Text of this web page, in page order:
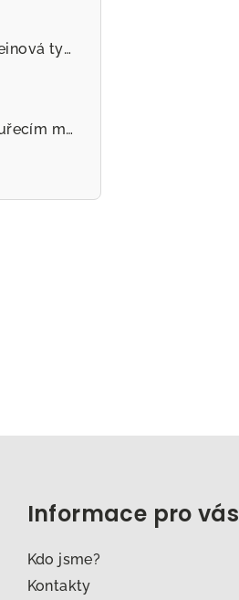
RECOVERY Hovězí proteinová tyčinka pro psy
Dokas Játrový krém s kuřecím masem
Informace pro vás
Kdo jsme?
Kontakty